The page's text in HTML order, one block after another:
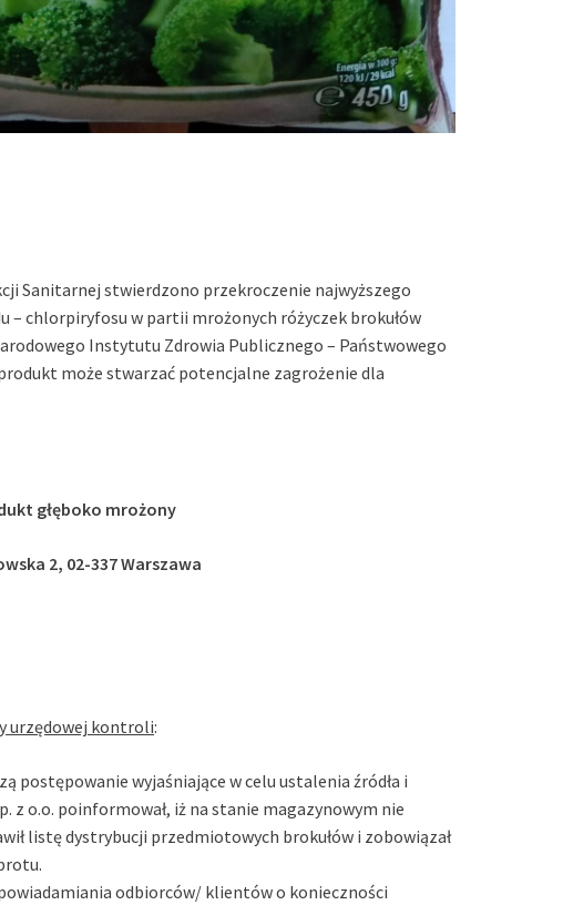
Sanitarnej stwierdzono przekroczenie najwyższego
– chlorpiryfosu w partii mrożonych różyczek brokułów
Instytutu Zdrowia Publicznego – Państwowego
może stwarzać potencjalne zagrożenie dla
głęboko mrożony
2, 02-337 Warszawa
urzędowej kontroli:
postępowanie wyjaśniające w celu ustalenia źródła i
z o.o. poinformował, iż na stanie magazynowym nie
listę dystrybucji przedmiotowych brokułów i zobowiązał
odbiorców/ klientów o konieczności